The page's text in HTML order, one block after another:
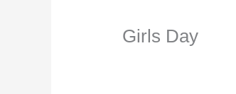
Girls Day